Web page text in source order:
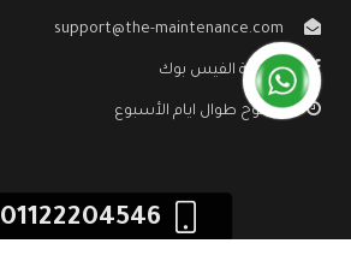
support@the-maintenance.com
صفحة الفيس بوك
مفتوح طوال ايام الأسبوع
01122204546